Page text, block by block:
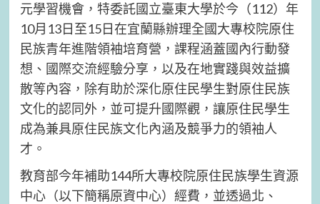
元學習機會，特委託國立臺東大學於今（112）年
10月13日至15日在宜蘭縣辦理全國大專校院原住
民族青年進階領袖培育營，課程涵蓋國內行動發
想、國際交流經驗分享，以及在地實踐與效益擴
散等內容，除有助於深化原住民學生對原住民族
文化的認同外，並可提升國際觀，讓原住民學生
成為兼具原住民族文化內涵及競爭力的領袖人
才。
教育部今年補助144所大專校院原住民族學生資源
中心（以下簡稱原資中心）經費，並透過北、